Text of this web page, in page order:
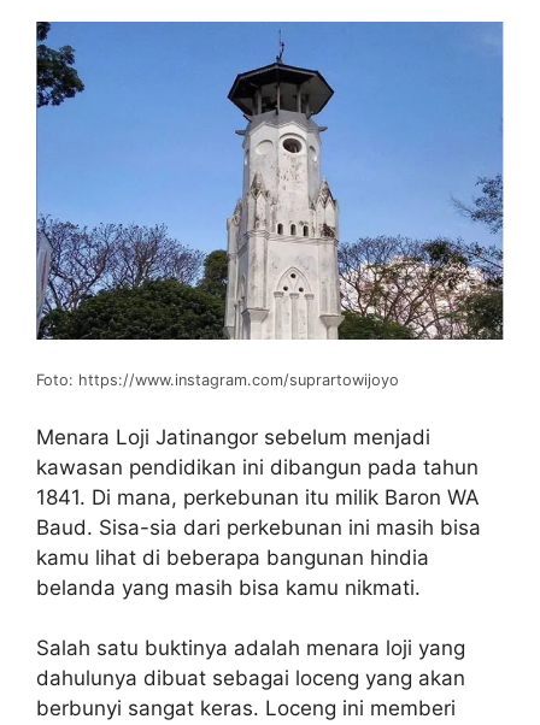
Foto: https://www.instagram.com/suprartowijoyo
Menara Loji Jatinangor sebelum menjadi
kawasan pendidikan ini dibangun pada tahun
1841. Di mana, perkebunan itu milik Baron WA
Baud. Sisa-sia dari perkebunan ini masih bisa
kamu lihat di beberapa bangunan hindia
belanda yang masih bisa kamu nikmati.
Salah satu buktinya adalah menara loji yang
dahulunya dibuat sebagai loceng yang akan
berbunyi sangat keras. Loceng ini memberi